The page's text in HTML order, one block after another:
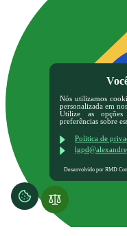
Nós utilizamos
personalizada em
Utilize as
preferências sobre
Politica de
Desenvolvido por RMD